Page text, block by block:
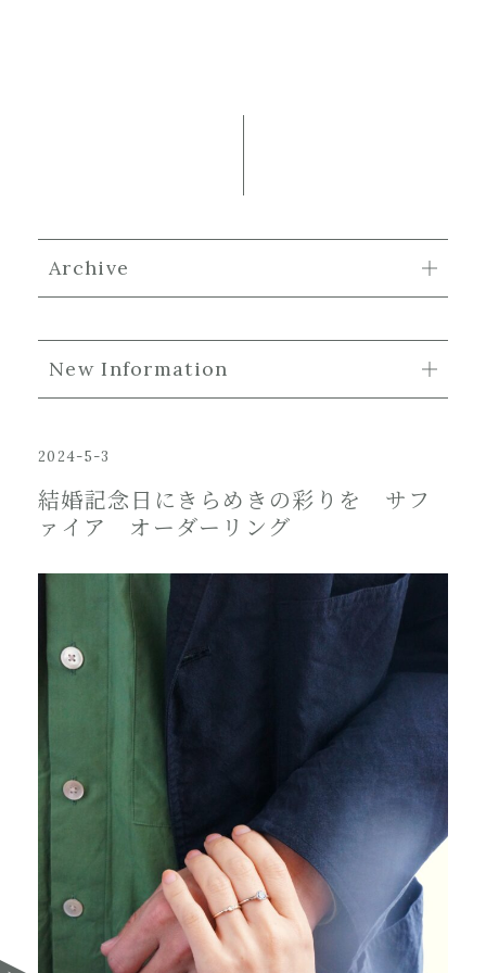
Archive
New Information
2024-5-3
結婚記念日にきらめきの彩りを サフ
ァイア オーダーリング